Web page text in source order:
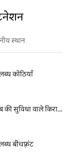
स्थान
कोठियाँ
गर्म पानी के टब की सुविधा वाले किराये पर उपलब्ध यर्ट टेंट
बीचफ़्रंट